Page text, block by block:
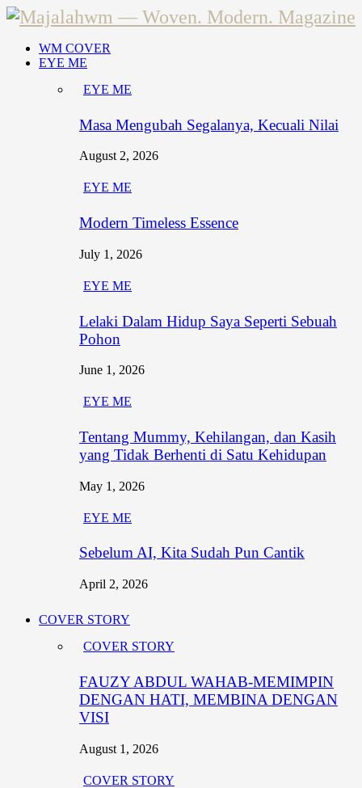
WM COVER
EYE ME
EYE ME
Masa Mengubah Segalanya, Kecuali Nilai
August 2, 2026
EYE ME
Modern Timeless Essence
July 1, 2026
EYE ME
Lelaki Dalam Hidup Saya Seperti Sebuah
Pohon
June 1, 2026
EYE ME
Tentang Mummy, Kehilangan, dan Kasih
yang Tidak Berhenti di Satu Kehidupan
May 1, 2026
EYE ME
Sebelum AI, Kita Sudah Pun Cantik
April 2, 2026
COVER STORY
COVER STORY
FAUZY ABDUL WAHAB-MEMIMPIN
DENGAN HATI, MEMBINA DENGAN
VISI
August 1, 2026
COVER STORY